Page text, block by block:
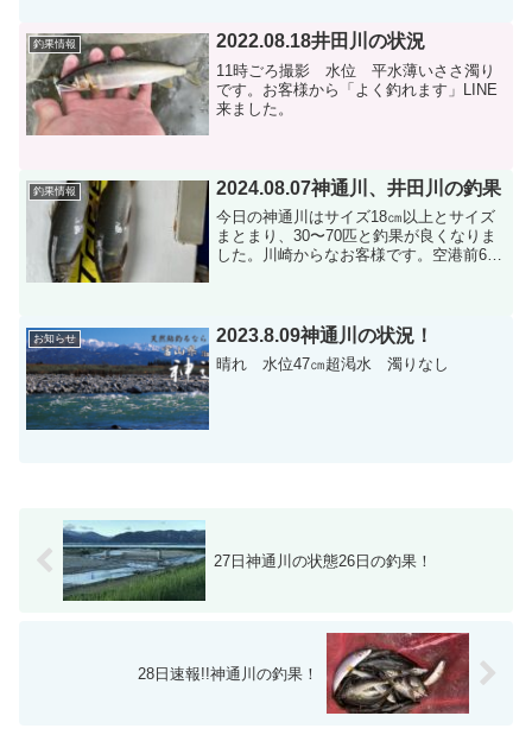
釣果情報 2022.08.18井田川の状況
11時ごろ撮影 水位 平水薄いささ濁り
です。お客様から「よく釣れます」LINE
来ました。
釣果情報 2024.08.07神通川、井田川の釣果
今日の神通川はサイズ18㎝以上とサイズ
まとまり、30〜70匹と釣果が良くなりま
した。川崎からなお客様です。空港前69
井田川...
お知らせ 2023.8.09神通川の状況！
晴れ 水位47㎝超渇水 濁りなし
27日神通川の状態26日の釣果！
28日速報!!神通川の釣果！